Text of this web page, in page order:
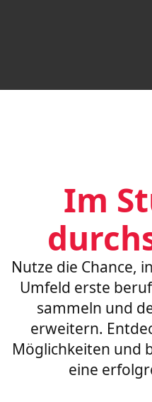
Im
Nutze die Chance,
Umfeld erste
sammeln und
erweitern.
Möglichkeiten und
eine